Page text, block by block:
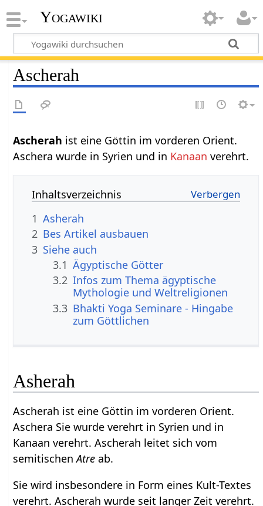
Yogawiki
Ascherah
Ascherah ist eine Göttin im vorderen Orient.
Aschera wurde in Syrien und in Kanaan verehrt.
Inhaltsverzeichnis
1 Asherah
2 Bes Artikel ausbauen
3 Siehe auch
3.1 Ägyptische Götter
3.2 Infos zum Thema ägyptische
Mythologie und Weltreligionen
3.3 Bhakti Yoga Seminare - Hingabe
zum Göttlichen
Asherah
Ascherah ist eine Göttin im vorderen Orient.
Aschera Sie wurde verehrt in Syrien und in
Kanaan verehrt. Ascherah leitet sich vom
semitischenAtre ab.
Sie wird insbesondere in Form eines Kult-Textes
verehrt. Ascherah wurde seit langer Zeit verehrt.